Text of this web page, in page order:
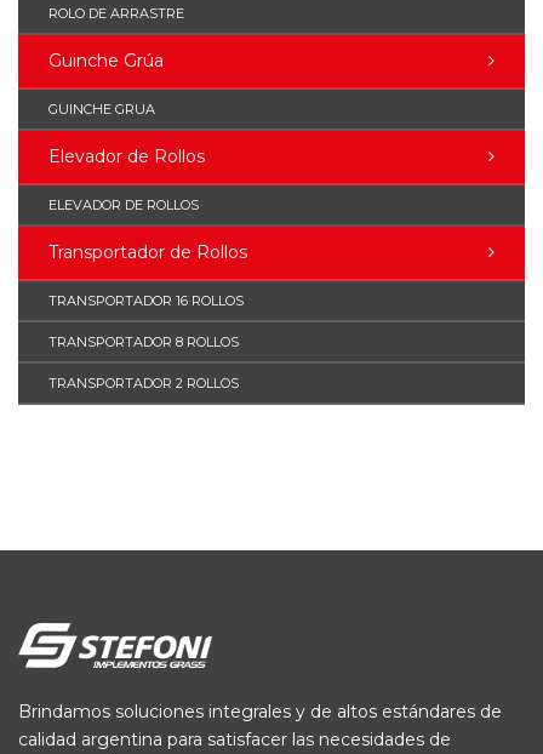
ROLO DE ARRASTRE
Guinche Grúa
GUINCHE GRUA
Elevador de Rollos
ELEVADOR DE ROLLOS
Transportador de Rollos
TRANSPORTADOR 16 ROLLOS
TRANSPORTADOR 8 ROLLOS
TRANSPORTADOR 2 ROLLOS
Brindamos soluciones integrales y de altos estándares de
calidad argentina para satisfacer las necesidades de